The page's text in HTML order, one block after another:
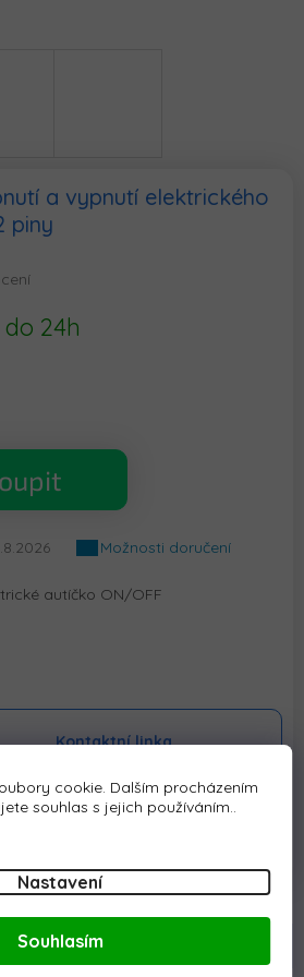
cookie. Dalším procházením
souhlas s jejich používáním..
Nastavení
Souhlasím
a vypnutí elektrického
piny
24h
Možnosti doručení
autíčko ON/OFF
Kontaktní linka
Diskuze